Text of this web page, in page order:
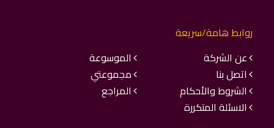
روابط هامة/سريعة
عن الشركة
الموسوعة
اتصل بنا
مجموعتي
الشروط والأحكام
المراجع
الاسئلة المتكررة